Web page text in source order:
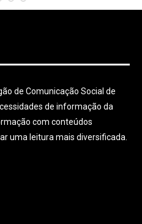
de Comunicação Social de
de informação da
com conteúdos
uma leitura mais diversificada.